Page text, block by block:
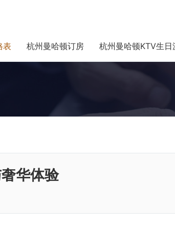
表 杭州曼哈顿订房 杭州曼哈顿KTV生日
华体验